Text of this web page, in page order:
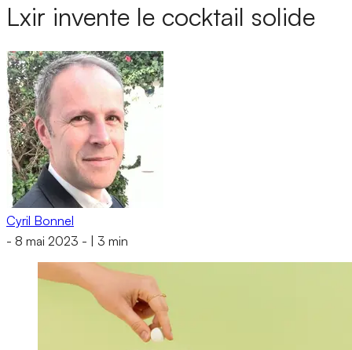
Lxir invente le cocktail solide
Cyril Bonnel
- 8 mai 2023 - 3 min